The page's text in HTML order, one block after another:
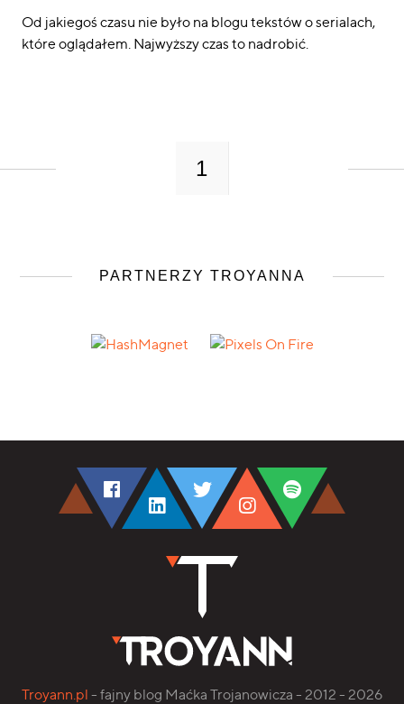
Od jakiegoś czasu nie było na blogu tekstów o serialach,
które oglądałem. Najwyższy czas to nadrobić.
1
PARTNERZY TROYANNA
Troyann.pl - fajny blog Maćka Trojanowicza - 2012 - 2026